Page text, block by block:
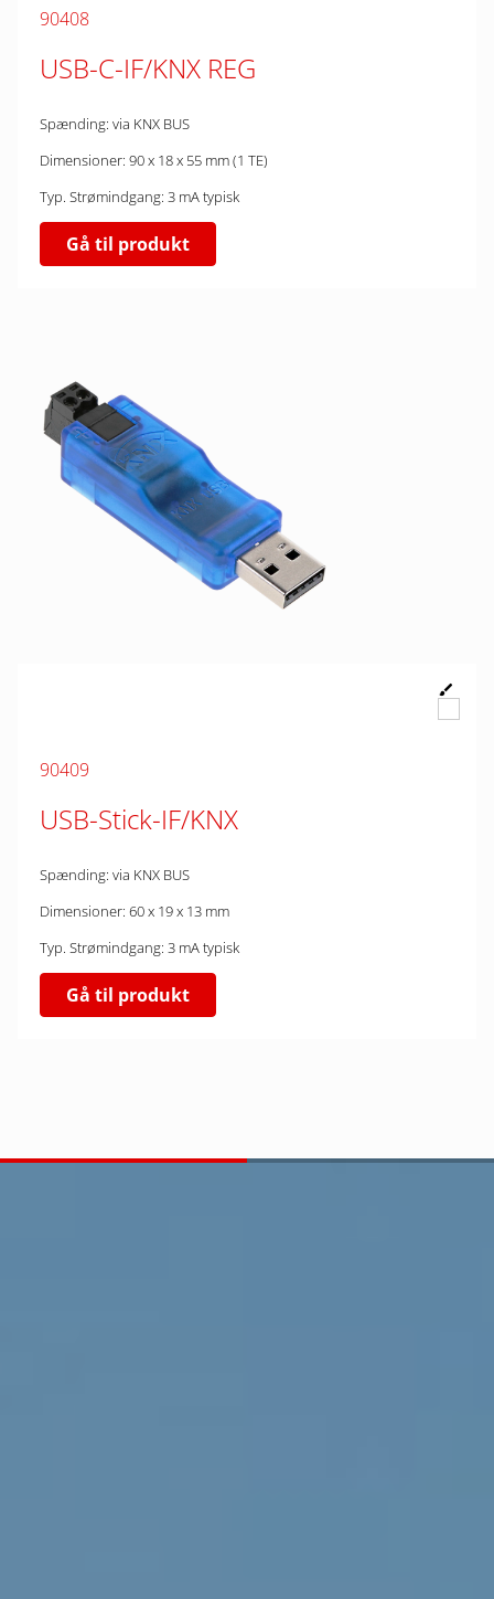
90408
USB-C-IF/KNX REG
Spænding: via KNX BUS
Dimensioner: 90 x 18 x 55 mm (1 TE)
Typ. Strømindgang: 3 mA typisk
Gå til produkt
90409
USB-Stick-IF/KNX
Spænding: via KNX BUS
Dimensioner: 60 x 19 x 13 mm
Typ. Strømindgang: 3 mA typisk
Gå til produkt